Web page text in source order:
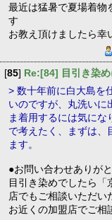
最近は猛暑で夏場着物
す
お教え頂けましたら幸
[85] Re:[84] 目引き染め
> 数十年前に白大島を
いのですが、丸洗いに
ま着用するには気に
で考えたく、まずは、
ます。
●お問い合わせありが
目引き染めでしたら「
店でもご相談いただい
お近くの加盟店でご相